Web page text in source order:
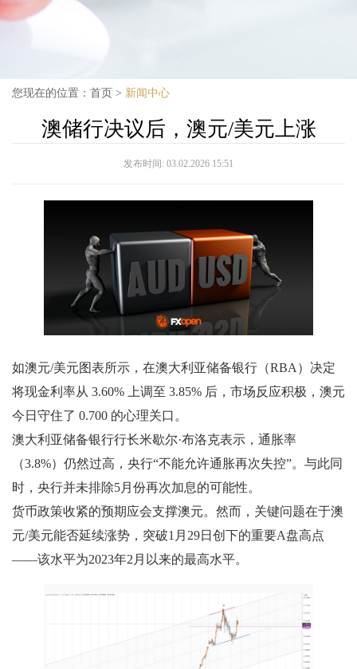
您现在的位置： 首页 > 新闻中心
澳储行决议后，澳元/美元上涨
发布时间: 03.02.2026 15:51
如澳元/美元图表所示，在澳大利亚储备银行（RBA）决定
将现金利率从 3.60% 上调至 3.85% 后，市场反应积极，澳元
今日守住了 0.700 的心理关口。
澳大利亚储备银行行长米歇尔·布洛克表示，通胀率
（3.8%）仍然过高，央行“不能允许通胀再次失控”。与此同
时，央行并未排除5月份再次加息的可能性。
货币政策收紧的预期应会支撑澳元。然而，关键问题在于澳
元/美元能否延续涨势，突破1月29日创下的重要A盘高点
——该水平为2023年2月以来的最高水平。